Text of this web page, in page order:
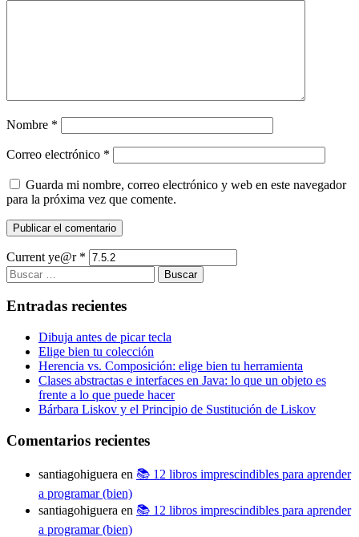
Nombre *
Correo electrónico *
Guarda mi nombre, correo electrónico y web en este navegador
para la próxima vez que comente.
Current ye@r *
Buscar:
Entradas recientes
Dibuja antes de picar tecla
Elige bien tu colección
Herencia vs. Composición: elige bien tu herramienta
Clases abstractas e interfaces en Java: lo que un objeto es
frente a lo que puede hacer
Bárbara Liskov y el Principio de Sustitución de Liskov
Comentarios recientes
santiagohiguera en 📚 12 libros imprescindibles para aprender
a programar (bien)
santiagohiguera en 📚 12 libros imprescindibles para aprender
a programar (bien)